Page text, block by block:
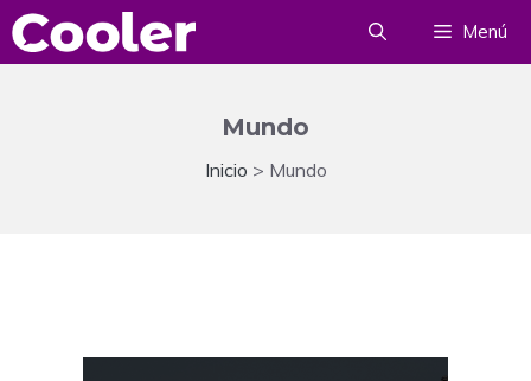
Saltar
al
Menú
Mundo
Inicio > Mundo